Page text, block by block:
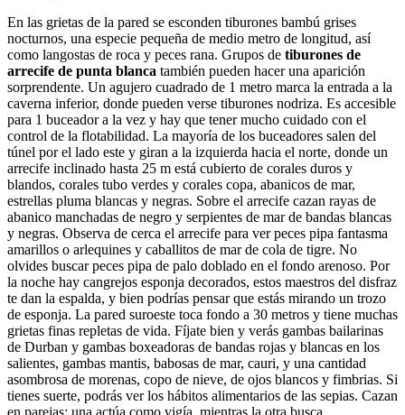
En las grietas de la pared se esconden tiburones bambú grises
nocturnos, una especie pequeña de medio metro de longitud, así
como langostas de roca y peces rana. Grupos de tiburones de
arrecife de punta blanca también pueden hacer una aparición
sorprendente. Un agujero cuadrado de 1 metro marca la entrada a la
caverna inferior, donde pueden verse tiburones nodriza. Es accesible
para 1 buceador a la vez y hay que tener mucho cuidado con el
control de la flotabilidad. La mayoría de los buceadores salen del
túnel por el lado este y giran a la izquierda hacia el norte, donde un
arrecife inclinado hasta 25 m está cubierto de corales duros y
blandos, corales tubo verdes y corales copa, abanicos de mar,
estrellas pluma blancas y negras. Sobre el arrecife cazan rayas de
abanico manchadas de negro y serpientes de mar de bandas blancas
y negras. Observa de cerca el arrecife para ver peces pipa fantasma
amarillos o arlequines y caballitos de mar de cola de tigre. No
olvides buscar peces pipa de palo doblado en el fondo arenoso. Por
la noche hay cangrejos esponja decorados, estos maestros del disfraz
te dan la espalda, y bien podrías pensar que estás mirando un trozo
de esponja. La pared suroeste toca fondo a 30 metros y tiene muchas
grietas finas repletas de vida. Fíjate bien y verás gambas bailarinas
de Durban y gambas boxeadoras de bandas rojas y blancas en los
salientes, gambas mantis, babosas de mar, cauri, y una cantidad
asombrosa de morenas, copo de nieve, de ojos blancos y fimbrias. Si
tienes suerte, podrás ver los hábitos alimentarios de las sepias. Cazan
en parejas; una actúa como vigía, mientras la otra busca